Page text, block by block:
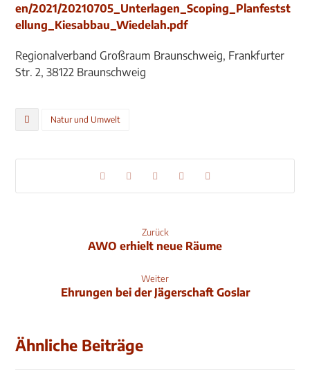
en/2021/20210705_Unterlagen_Scoping_Planfestst
ellung_Kiesabbau_Wiedelah.pdf
Regionalverband Großraum Braunschweig, Frankfurter
Str. 2, 38122 Braunschweig
Natur und Umwelt
Zurück
AWO erhielt neue Räume
Weiter
Ehrungen bei der Jägerschaft Goslar
Ähnliche Beiträge